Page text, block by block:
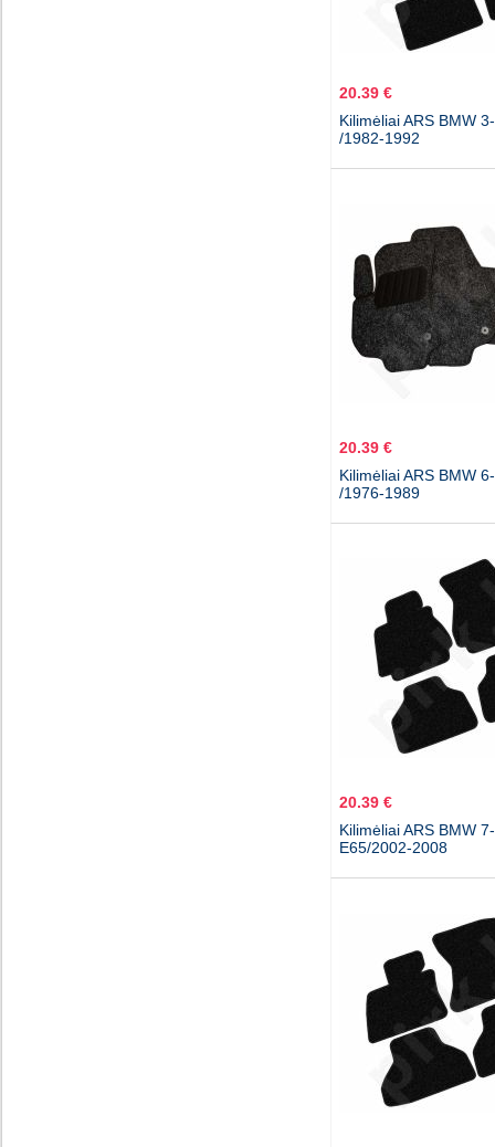
20.39 €
Kilimėliai ARS BMW
/1982-1992
20.39 €
Kilimėliai ARS BMW
/1976-1989
20.39 €
Kilimėliai ARS BMW
E65/2002-2008